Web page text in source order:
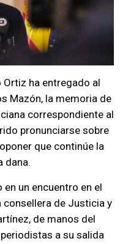
ha entregado al
Mazón, la memoria de
correspondiente al
pronunciarse sobre
que continúe la
dana.
un encuentro en el
consellera de Justicia y
de manos del
a su salida